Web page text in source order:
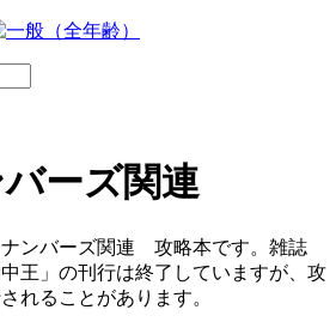
ーズ関連
ナンバーズ関連 攻略本です。雑誌
中王」の刊行は終了していますが、攻
れることがあります。